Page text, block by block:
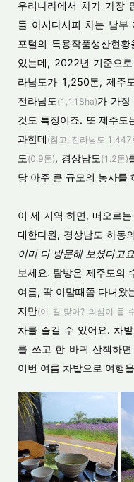
우리나라에서 차가 가장
들 아시다시피 차는 남부
포털의 특용작품생산현
있는데, 2022년 기준으
라남도가 1,250톤, 제주
전라남도 (1,118ha)가 가장
것도 특징이죠. 또 제주
과한데 (참고, 전라남도 1,447
도 (0.9톤), 경상남도 (1.2톤)
당 아주 큰 규모의 농사를
이 세 지역 하면, 떠오르
대한다원, 경상남도 하동
이미 다 방문해 보셨다고
보세요. 탐방은 제주도의
여름, 딱 이맘때쯤 다녀왔
지만(이 길 맞아? 의심이 들
차를 즐길 수 있어요. 차
를 쓰고 한 바퀴 산책하
이번 여름 차밭으로 여행